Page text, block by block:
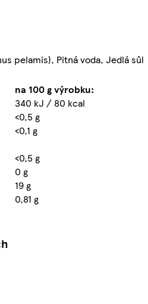
pelamis), Pitná voda, Jedlá sůl
na 100 g výrobku:
340 kJ / 80 kcal
<0,5 g
<0,1 g
<0,5 g
0 g
19 g
0,81 g